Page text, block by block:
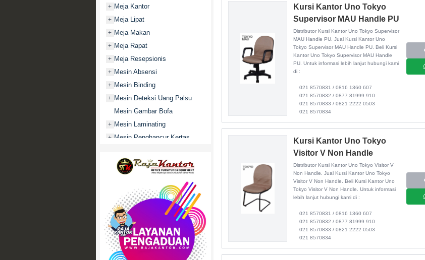
+ Meja Kantor
+ Meja Lipat
+ Meja Makan
+ Meja Rapat
+ Meja Resepsionis
+ Mesin Absensi
+ Mesin Binding
+ Mesin Deteksi Uang Palsu
Mesin Gambar Bofa
+ Mesin Laminating
+ Mesin Penghancur Kertas
Mobile File / Roll O Pack
Movitex
Paper Cutter
Partisi Kantor
Promo
+ Rak Serbaguna
+ Ranjang Besi
+ Sofa Kantor
Kursi Kantor Uno Tokyo
Supervisor MAU Handle PU
DistributorKursi Kantor Uno Tokyo Supervisor
MAU Handle PU . Jual Kursi Kantor Uno
Tokyo Supervisor MAU Handle PU. Beli Kursi
Kantor Uno Tokyo Supervisor MAU Handle
PU. Untuk informasi lebih lanjut hubungi kami
di :
021 8570831 / 0816 1360 607
021 8570832 / 0877 81999 910
021 8570833 / 0821 2222 0503
021 8570834
Kursi Kantor Uno Tokyo
Visitor V Non Handle
DistributorKursi Kantor Uno Tokyo Visitor V
Non Handle
. Jual Kursi Kantor Uno Tokyo
Visitor V Non Handle. Beli Kursi Kantor Uno
Tokyo Visitor V Non Handle. Untuk informasi
lebih lanjut hubungi kami di :
021 8570831 / 0816 1360 607
021 8570832 / 0877 81999 910
021 8570833 / 0821 2222 0503
021 8570834